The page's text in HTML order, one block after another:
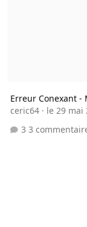
Erreur Conexant -
ceric64· le 29 mai
3